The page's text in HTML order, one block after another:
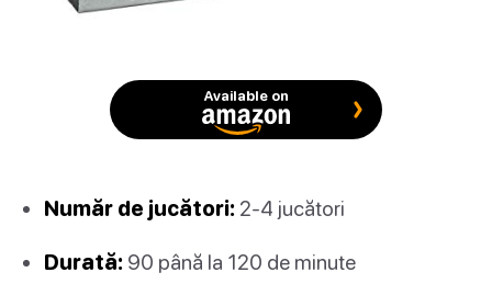
Available on
Număr de jucători: 2-4 jucători
Durată: 90 până la 120 de minute